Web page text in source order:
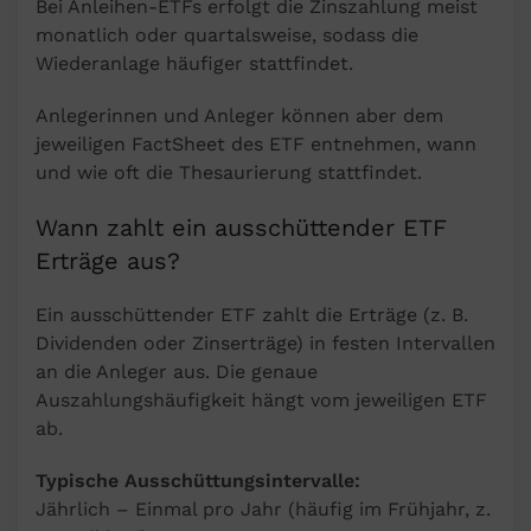
Bei Anleihen-ETFs erfolgt die Zinszahlung meist
monatlich oder quartalsweise, sodass die
Wiederanlage häufiger stattfindet.
Anlegerinnen und Anleger können aber dem
jeweiligen FactSheet des ETF entnehmen, wann
und wie oft die Thesaurierung stattfindet.
Wann zahlt ein ausschüttender ETF
Erträge aus?
Ein ausschüttender ETF zahlt die Erträge (z. B.
Dividenden oder Zinserträge) in festen Intervallen
an die Anleger aus. Die genaue
Auszahlungshäufigkeit hängt vom jeweiligen ETF
ab.
Typische Ausschüttungsintervalle:
Jährlich – Einmal pro Jahr (häufig im Frühjahr, z.